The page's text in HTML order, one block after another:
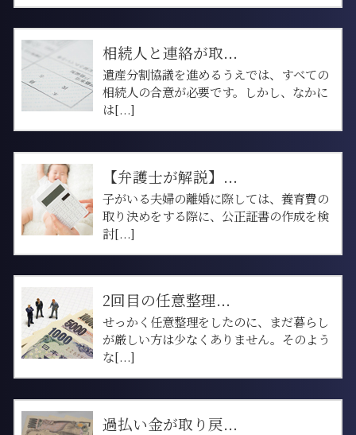
相続人と連絡が取...
遺産分割協議を進めるうえでは、すべての
相続人の合意が必要です。しかし、なかに
は[...]
【弁護士が解説】...
子がいる夫婦の離婚に際しては、養育費の
取り決めをする際に、公正証書の作成を検
討[...]
2回目の任意整理...
せっかく任意整理をしたのに、まだ暮らし
が厳しい方は少なくありません。そのよう
な[...]
過払い金が取り戻...